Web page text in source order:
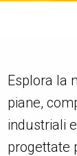
Esplora la
piane,
industriali
progettate